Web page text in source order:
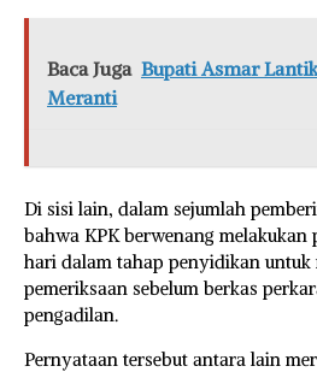
Baca Juga Bupati Asmar
Meranti
Di sisi lain, dalam sejumlah
bahwa KPK berwenang melakukan
hari dalam tahap penyidikan untuk
pemeriksaan sebelum berkas
pengadilan.
Pernyataan tersebut antara lain